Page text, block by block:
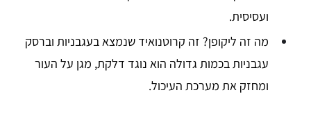
ועסיסית.
מה זה ליקופן? זה קרוטנואיד שנמצא בעגבניות וברסק
עגבניות בכמות גדולה הוא נוגד דלקת, מגן על העור
ומחזק את מערכת העיכול.